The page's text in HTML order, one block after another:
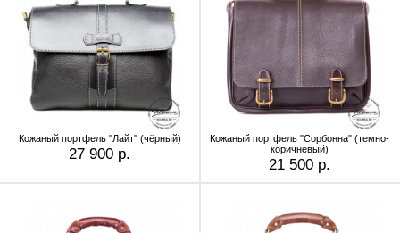
Кожаный портфель "Лайт" (чёрный)
27 900 р.
Кожаный портфель "Сорбонна" (темно-
коричневый)
21 500 р.